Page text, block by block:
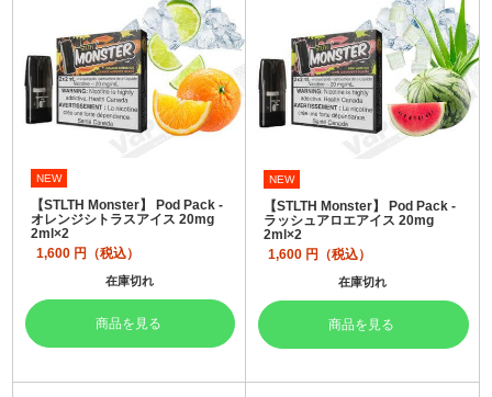
NEW
【STLTH Monster】 Pod Pack -
オレンジシトラスアイス 20mg
2ml×2
1,600 円（税込）
在庫切れ
商品を見る
NEW
【STLTH Monster】 Pod Pack -
ラッシュアロエアイス 20mg
2ml×2
1,600 円（税込）
在庫切れ
商品を見る